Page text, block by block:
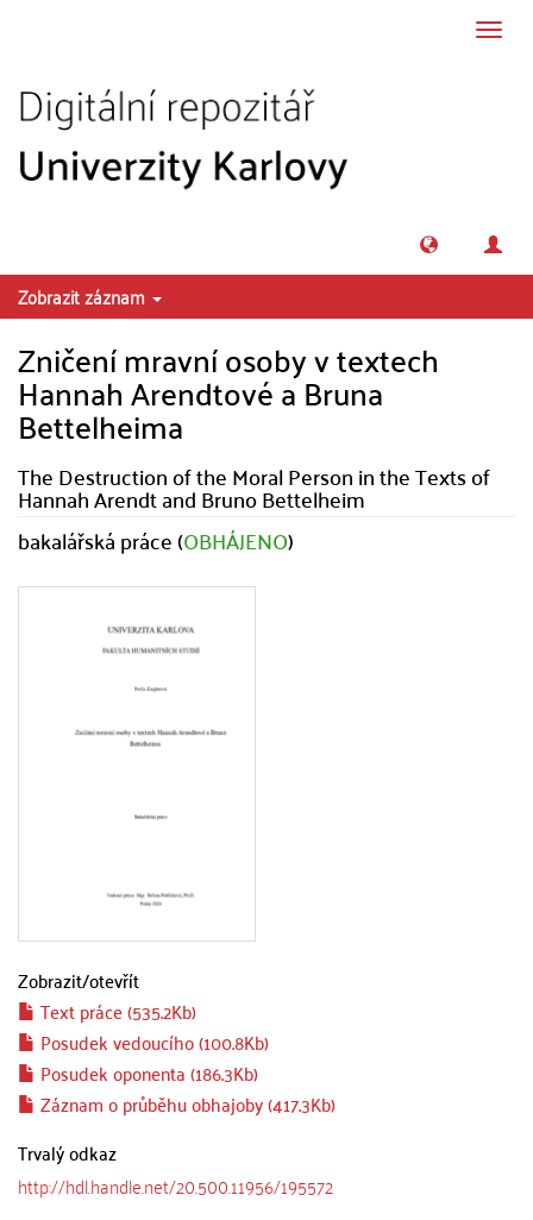
Zobrazit záznam
Zničení mravní osoby v textech
Hannah Arendtové a Bruna
Bettelheima
The Destruction of the Moral Person in the Texts of
Hannah Arendt and Bruno Bettelheim
bakalářská práce (OBHÁJENO)
Zobrazit/otevřít
Text práce (535.2Kb)
Posudek vedoucího (100.8Kb)
Posudek oponenta (186.3Kb)
Záznam o průběhu obhajoby (417.3Kb)
Trvalý odkaz
http://hdl.handle.net/20.500.11956/195572